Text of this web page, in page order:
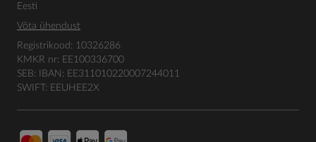
Eesti
Võta ühendust
Registrikood: 10326286
KMKR nr: EE100336700
SEB: IBAN: EE311010220007244011
SWIFT: EEUHEE2X